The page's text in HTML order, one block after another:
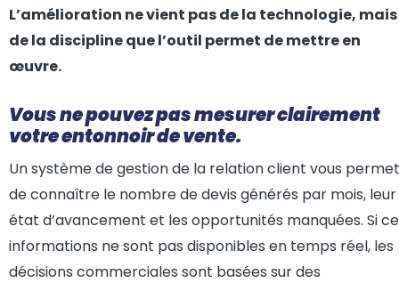
L’amélioration ne vient pas de la technologie, mais
de la discipline que l’outil permet de mettre en
œuvre.
Vous ne pouvez pas mesurer clairement
votre entonnoir de vente.
Un système de gestion de la relation client vous permet
de connaître le nombre de devis générés par mois, leur
état d’avancement et les opportunités manquées. Si
informations ne sont pas disponibles en temps réel, les
décisions commerciales sont basées sur des